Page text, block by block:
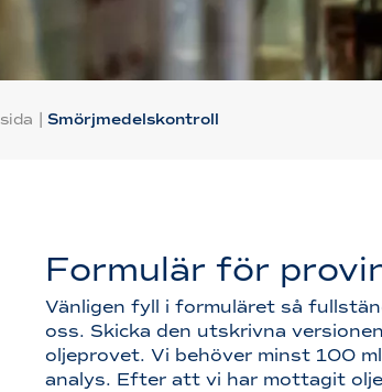
|Smörjmedelskontroll
Formulär för
Vänligen fyll i formuläret så
oss. Skicka den utskrivna
oljeprovet. Vi behöver minst 100
analys. Efter att vi har mottagit